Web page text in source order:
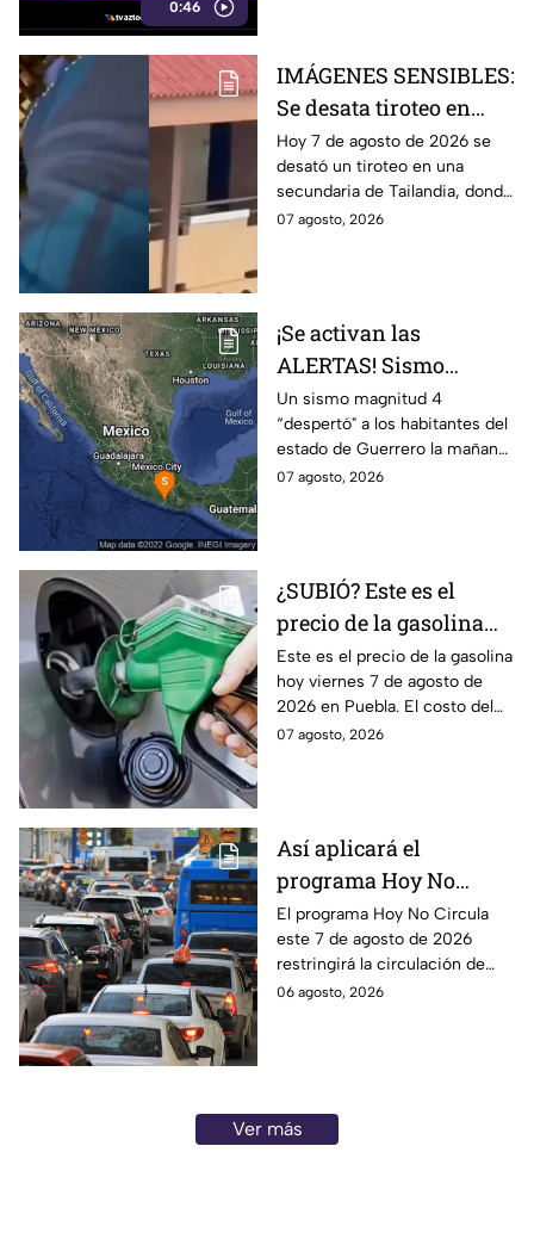
0:46
IMÁGENES SENSIBLES:
Se desata tiroteo en
secundaria de
Tailandia; hay varias
víctimas y lesionados
Hoy 7 de agosto de 2026 se
desató un tiroteo en una
secundaria de Tailandia, donde
un menor arribó, luego de
07 agosto, 2026
¡Se activan las
ALERTAS! Sismo
despierta a Guerrero
hoy viernes; ¿Se
percibió en Puebla?
Un sismo magnitud 4
“despertó" a los habitantes del
estado de Guerrero la mañana
de hoy viernes 7 de agosto de
07 agosto, 2026
¿SUBIÓ? Este es el
precio de la gasolina
Puebla hoy viernes 7 de
agosto de 2026
Este es el precio de la gasolina
hoy viernes 7 de agosto de
2026 en Puebla. El costo del
combustible cambia todos los
07 agosto, 2026
Así aplicará el
programa Hoy No
Circula este 7 de agosto
de 2026 en CDMX y
Edomex
El programa Hoy No Circula
este 7 de agosto de 2026
restringirá la circulación de
vehículos en la Ciudad de
06 agosto, 2026
Ver más